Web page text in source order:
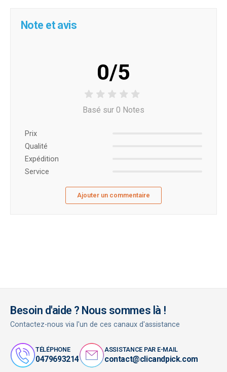
Note et avis
0/5
Basé sur 0 Notes
Prix ​​
Qualité
Expédition
Service
Ajouter un commentaire
Besoin d'aide ? Nous sommes là !
Contactez-nous via l'un de ces canaux d'assistance
TÉLÉPHONE
0479693214
ASSISTANCE PAR E-MAIL
contact@clicandpick.com